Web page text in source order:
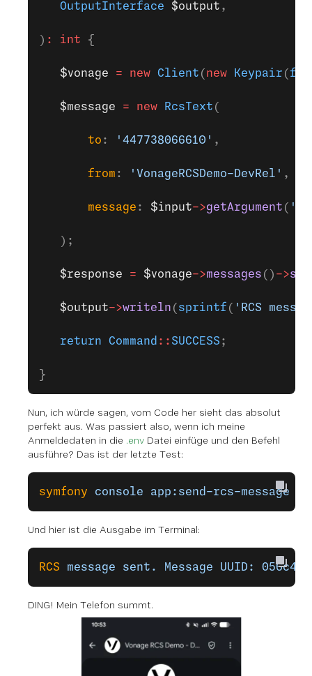
OutputInterface $output ,
) : int {
$vonage = new Client ( new Keypair (
$message = new RcsText (
to : '447738066610' ,
from : 'VonageRCSDemo-DevRel' ,
message : $input->getArgument (
);
$response = $vonage->messages () ->
$output->writeln ( sprintf ( 'RCS
return Command :: SUCCESS ;
}
Nun, ich würde sagen, vom Code her sieht das absolut
perfekt aus. Was passiert also, wenn ich meine
Anmeldedaten in die .env Datei einfüge und den Befehl
ausführe? Das ist der letzte Test:
symfony console app:send-rcs-message
Und hier ist die Ausgabe im Terminal:
RCS message sent. Message UUID:
DING! Mein Telefon summt.